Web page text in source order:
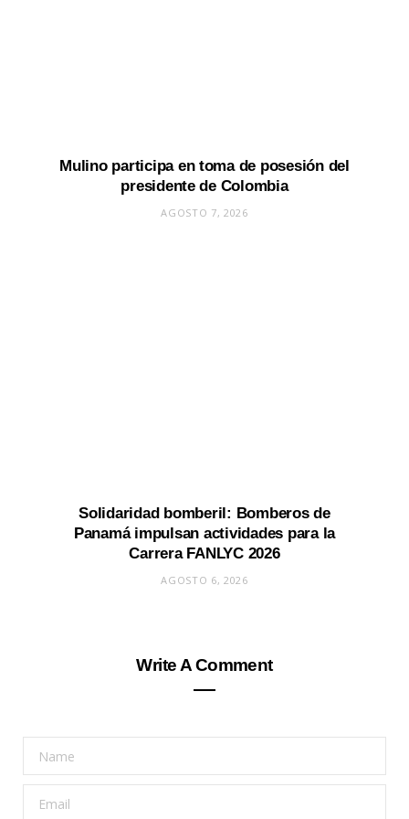
Mulino participa en toma de posesión del
presidente de Colombia
AGOSTO 7, 2026
Solidaridad bomberil: Bomberos de
Panamá impulsan actividades para la
Carrera FANLYC 2026
AGOSTO 6, 2026
Write A Comment